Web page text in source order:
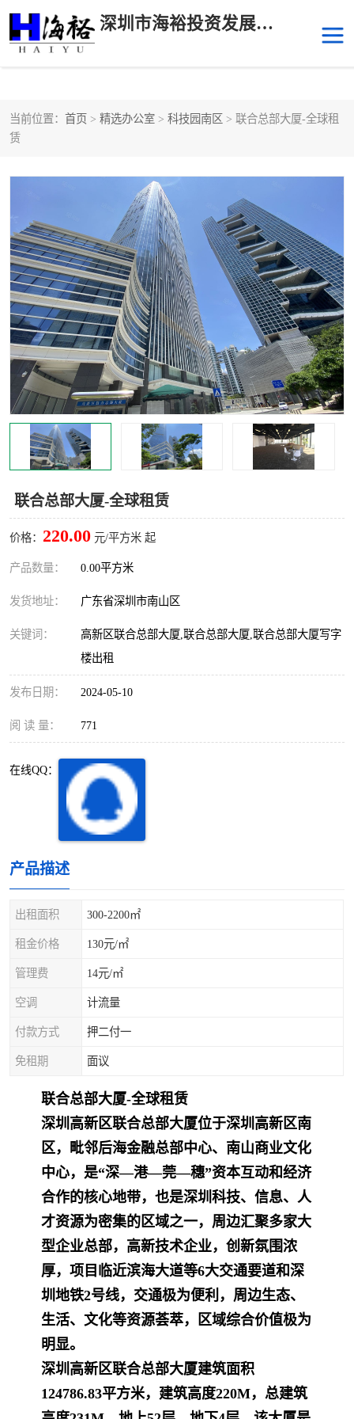
深圳市海裕投资发展有限公司
当前位置： 首页 > 精选办公室 > 科技园南区 > 联合总部大厦-全球租
赁
联合总部大厦-全球租赁
价格： 220.00 元/平方米 起
产品数量： 0.00平方米
发货地址： 广东省深圳市南山区
关键词：
高新区联合总部大厦,联合总部大厦,联合总部大厦写字
楼出租
发布日期： 2024-05-10
阅 读 量： 771
在线QQ：
产品描述
出租面积 300-2200㎡
租金价格 130元/㎡
管理费 14元/㎡
空调 计流量
付款方式 押二付一
免租期 面议
联合总部大厦-全球租赁
深圳高新区联合总部大厦位于深圳高新区南
区，毗邻后海金融总部中心、南山商业文化
中心，是“深—港—莞—穗”资本互动和经济
合作的核心地带，也是深圳科技、信息、人
才资源为密集的区域之一，周边汇聚多家大
型企业总部，高新技术企业，创新氛围浓
厚，项目临近滨海大道等6大交通要道和深
圳地铁2号线，交通极为便利，周边生态、
生活、文化等资源荟萃，区域综合价值极为
明显。
深圳高新区联合总部大厦建筑面积
124786.83平方米，建筑高度220M，总建筑
科技园中区 南山华侨城
深圳湾科技生态园
福田中心区写字楼租赁 宝安中心区
深圳宝安 福田车公庙
罗湖水贝 南山南油
龙华 罗湖区
宝安区 西乡
兴东 石岩
车公庙
中心区
南山区 西丽
南头 高新园
深圳超级总部基地
龙岗区
宝安西乡
光明区
龙华观澜